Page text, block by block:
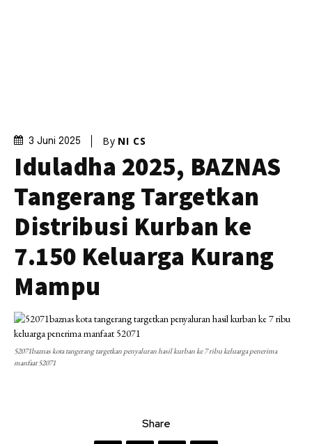
3 Juni 2025 By NI CS
Iduladha 2025, BAZNAS
Tangerang Targetkan
Distribusi Kurban ke
7.150 Keluarga Kurang
Mampu
52071baznas kota tangerang targetkan penyaluran hasil kurban ke 7 ribu keluarga penerima
manfaat 52071
Share